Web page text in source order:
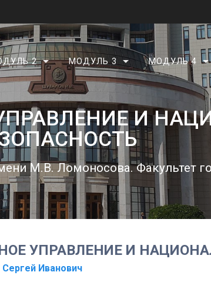
2 МОДУЛЬ 3 МОДУЛЬ 4
И
М.В. Ломоносова. Факультет
УПРАВЛЕНИЕ И
Иванович